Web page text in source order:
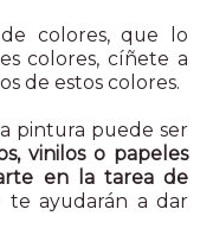
colores, que lo
colores, cíñete a
de estos colores.
pintura puede ser
vinilos o papeles
en la tarea de
te ayudarán a dar